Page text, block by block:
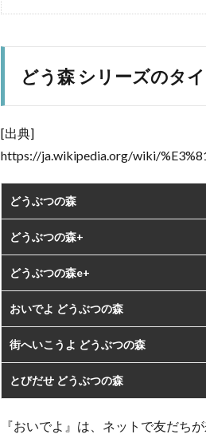
どう森 シリーズのタ
[出典]
https://ja.wikipedia.org/wiki/
どうぶつの森
どうぶつの森+
どうぶつの森e+
おいでよ どうぶつの森
街へいこうよ どうぶつの森
とびだせ どうぶつの森
『おいでよ』は、ネットで友だち